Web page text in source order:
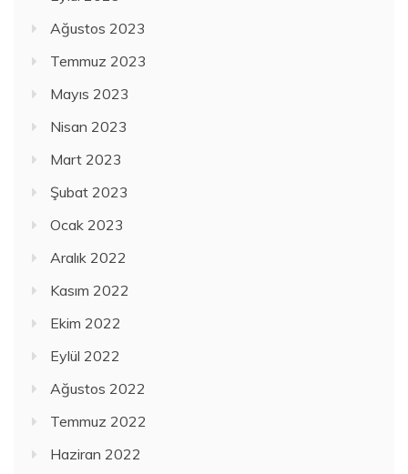
Ağustos 2023
Temmuz 2023
Mayıs 2023
Nisan 2023
Mart 2023
Şubat 2023
Ocak 2023
Aralık 2022
Kasım 2022
Ekim 2022
Eylül 2022
Ağustos 2022
Temmuz 2022
Haziran 2022